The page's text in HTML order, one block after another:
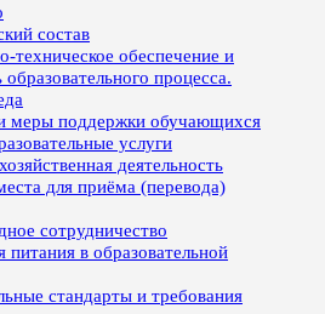
состав
техническое обеспечение и
процесса.
меры поддержки обучающихся
услуги
деятельность
для приёма (перевода)
сотрудничество
питания в образовательной
стандарты и требования